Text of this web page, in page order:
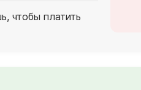
чтобы платить